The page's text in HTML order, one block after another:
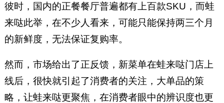
彼时，国内的正餐餐厅普遍都有上百款SKU，而蛙
来哒此举，在不少人看来，可能只能保持两三个月
的新鲜度，无法保证复购率。
然而，市场给出了正反馈，新菜单在蛙来哒门店上
线后，很快就引起了消费者的关注，大单品的策
略，让蛙来哒更聚焦，在消费者眼中的辨识度也更